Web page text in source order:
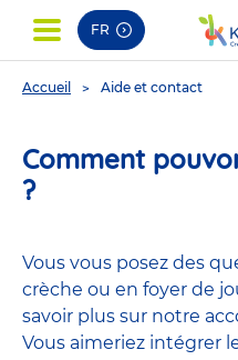
FR
You
Accueil Aide et contact
Comment
?
Vous vous posez des
crèche ou en foyer de
savoir plus sur notre
Vous aimeriez intégrer